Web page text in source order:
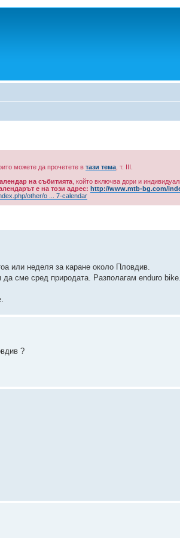
можете да прочетете в тази тема , т. ІІІ.
на събитията , който включва дори и
е на този адрес: http://www.mtb-bg.com/
other/o ... 7-calendar
или неделя за каране около Пловдив.
сме сред природата. Разполагам enduro bike.
?